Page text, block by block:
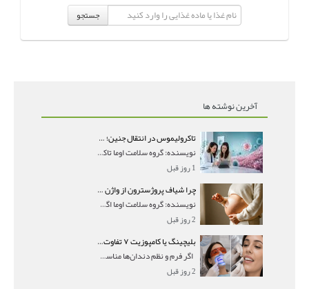
جستجو
آخرین نوشته ها
تاکرولیموس در انتقال جنین؛ آیا شانس لانه‌گزینی را افزایش می‌دهد؟
نویسنده: گروه سلامت اوما تاکرولیموس در انتقال جنین
1 روز قبل
چرا شیاف پروژسترون از واژن بیرون می‌ریزد؟ میزان جذب و زمان صحیح مصرف
نویسنده: گروه سلامت اوما اگر بعد از گذاشتن شیاف پر
2 روز قبل
بلیچینگ یا کامپوزیت ۷ تفاوت مهم برای انتخاب درست
اگر فرم و نظم دندان‌ها مناسب است و مشکل
2 روز قبل